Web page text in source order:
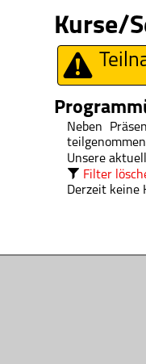
Kurse/
Neben
Unsere
Filter
Derzeit keine